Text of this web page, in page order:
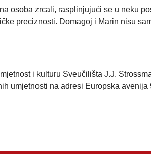
osoba zrcali, rasplinjujući se u neku
preciznosti. Domagoj i Marin nisu
i kulturu Sveučilišta J.J.
umjetnosti na adresi Europska avenija